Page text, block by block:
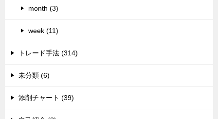
month (3)
week (11)
トレード手法 (314)
未分類 (6)
添削チャート (39)